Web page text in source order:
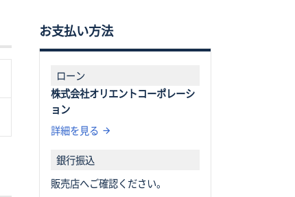
お支払い方法
ローン
株式会社オリエントコーポレーシ
ョン
詳細を見る
銀行振込
販売店へご確認ください。